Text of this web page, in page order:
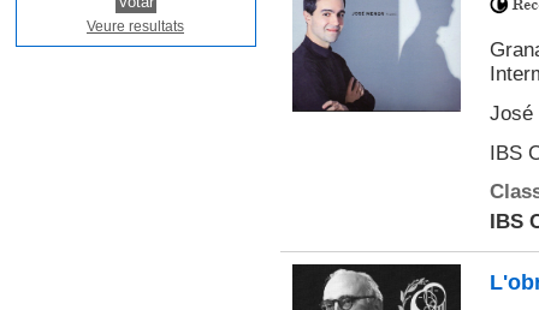
Veure resultats
José
IBS
IBS